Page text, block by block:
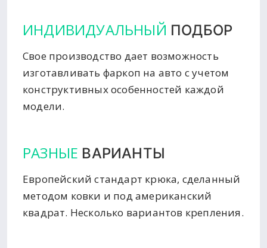
ИНДИВИДУАЛЬНЫЙ ПОДБОР
Свое производство дает возможность
изготавливать фаркоп на авто с учетом
конструктивных особенностей каждой
модели.
РАЗНЫЕ ВАРИАНТЫ
Европейский стандарт крюка, сделанный
методом ковки и под американский
квадрат. Несколько вариантов крепления.